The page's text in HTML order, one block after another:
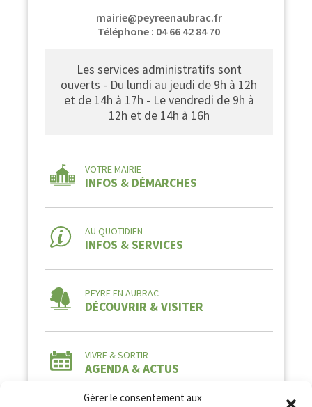
Gérer le consentement aux
Les services administratifs sont
ouverts - Du lundi au jeudi de 9h à 12h
et de 14h à 17h - Le vendredi de 9h à
12h et de 14h à 16h
mairie@peyreenaubrac.fr
Téléphone : 04 66 42 84 70
VOTRE MAIRIE
INFOS & DÉMARCHES
AU QUOTIDIEN
INFOS & SERVICES
PEYRE EN AUBRAC
DÉCOUVRIR & VISITER
VIVRE & SORTIR
AGENDA & ACTUS